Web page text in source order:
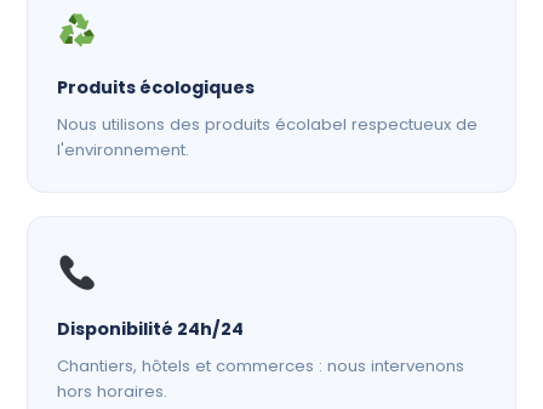
Produits écologiques
Nous utilisons des produits écolabel respectueux de
l'environnement.
Disponibilité 24h/24
Chantiers, hôtels et commerces : nous intervenons
hors horaires.